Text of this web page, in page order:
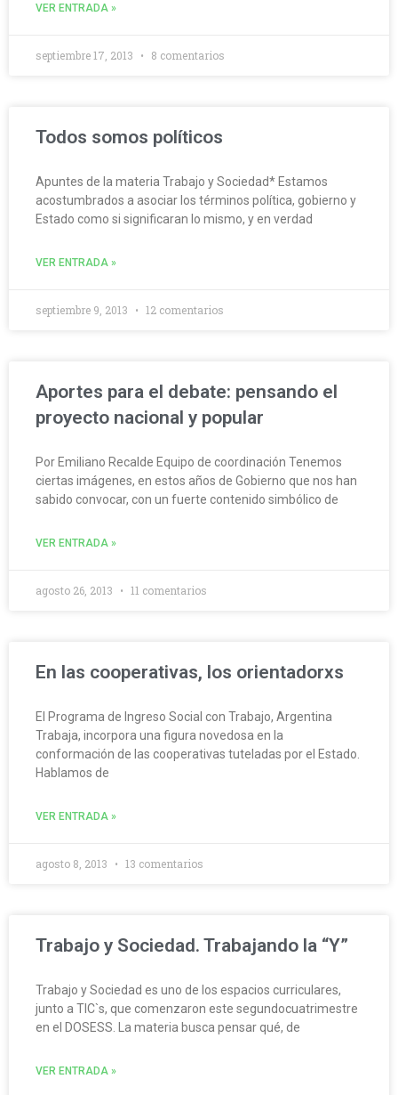
VER ENTRADA »
septiembre 17, 2013 8 comentarios
Todos somos políticos
Apuntes de la materia Trabajo y Sociedad* Estamos
acostumbrados a asociar los términos política, gobierno y
Estado como si significaran lo mismo, y en verdad
VER ENTRADA »
septiembre 9, 2013 12 comentarios
Aportes para el debate: pensando el
proyecto nacional y popular
Por Emiliano Recalde Equipo de coordinación Tenemos
ciertas imágenes, en estos años de Gobierno que nos han
sabido convocar, con un fuerte contenido simbólico de
VER ENTRADA »
agosto 26, 2013 11 comentarios
En las cooperativas, los orientadorxs
El Programa de Ingreso Social con Trabajo, Argentina
Trabaja, incorpora una figura novedosa en la
conformación de las cooperativas tuteladas por el Estado.
Hablamos de
VER ENTRADA »
agosto 8, 2013 13 comentarios
Trabajo y Sociedad. Trabajando la “Y”
Trabajo y Sociedad es uno de los espacios curriculares,
junto a TIC`s, que comenzaron este segundocuatrimestre
en el DOSESS. La materia busca pensar qué, de
VER ENTRADA »